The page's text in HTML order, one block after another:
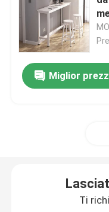
Scrivanie esecutive
Scrittorio
鎮ㄨ鎵剧殑璧勬
Miglior
Ti